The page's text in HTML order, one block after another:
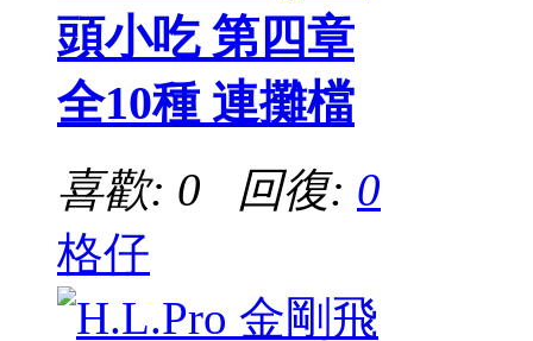
頭小吃 第四章
全10種 連攤檔
喜歡: 0 回復: 0
格仔